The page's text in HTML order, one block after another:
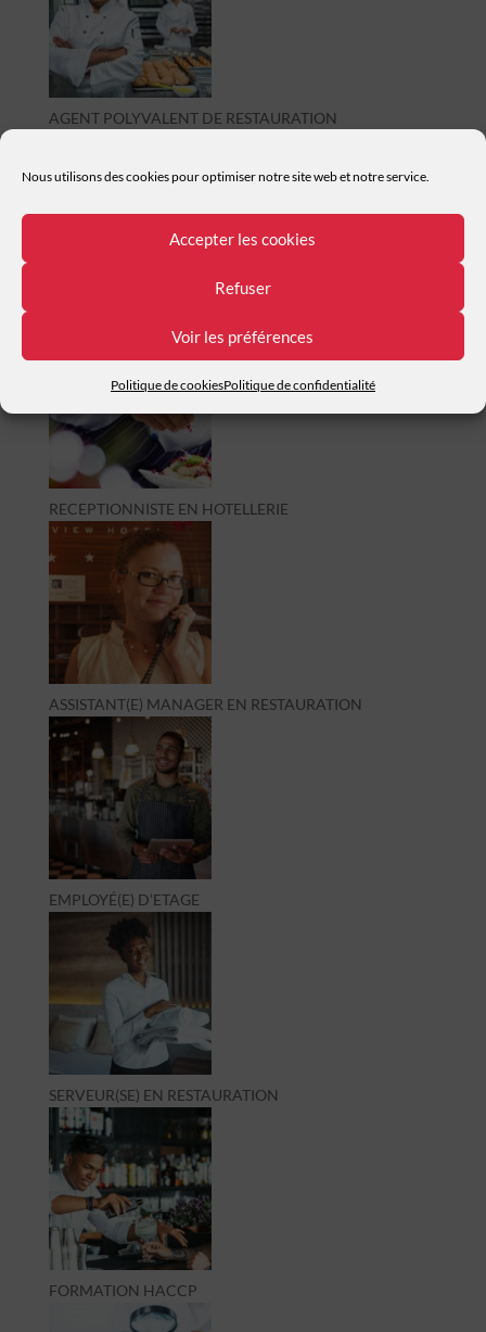
Nous utilisons des cookies pour optimiser notre site web et notre service.
Accepter les cookies
Refuser
Voir les préférences
Politique de cookiesPolitique de confidentialité
AGENT POLYVALENT DE RESTAURATION
RECEPTIONNISTE EN HOTELLERIE
ASSISTANT(E) MANAGER EN RESTAURATION
EMPLOYÉ(E) D’ETAGE
SERVEUR(SE) EN RESTAURATION
FORMATION HACCP